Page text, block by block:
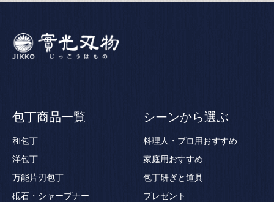
包丁商品一覧
和包丁
洋包丁
万能片刃包丁
砥石・シャープナー
シーンから選ぶ
料理人・プロ用おすすめ
家庭用おすすめ
包丁研ぎと道具
プレゼント